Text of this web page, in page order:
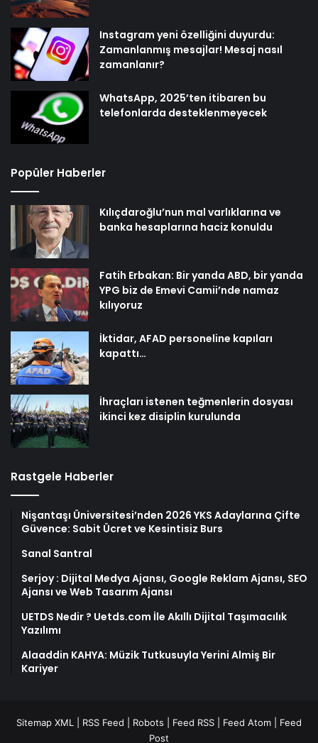
Instagram yeni özelliğini duyurdu:
Zamanlanmış mesajlar! Mesaj nasıl
zamanlanır?
WhatsApp, 2025’ten itibaren bu
telefonlarda desteklenmeyecek
Popüler Haberler
Kılıçdaroğlu’nun mal varlıklarına ve
banka hesaplarına haciz konuldu
Fatih Erbakan: Bir yanda ABD, bir yanda
YPG biz de Emevi Camii’nde namaz
kılıyoruz
İktidar, AFAD personeline kapıları
kapattı…
İhraçları istenen teğmenlerin dosyası
ikinci kez disiplin kurulunda
Rastgele Haberler
Nişantaşı Üniversitesi’nden 2026 YKS Adaylarına Çifte
Güvence: Sabit Ücret ve Kesintisiz Burs
Sanal Santral
Serjoy : Dijital Medya Ajansı, Google Reklam Ajansı, SEO
Ajansı ve Web Tasarım Ajansı
UETDS Nedir ? Uetds.com İle Akıllı Dijital Taşımacılık
Yazılımı
Alaaddin KAHYA: Müzik Tutkusuyla Yerini Almiş Bir
Kariyer
Sitemap XML RSS Feed Robots Feed RSS Feed Atom
Feed
Post